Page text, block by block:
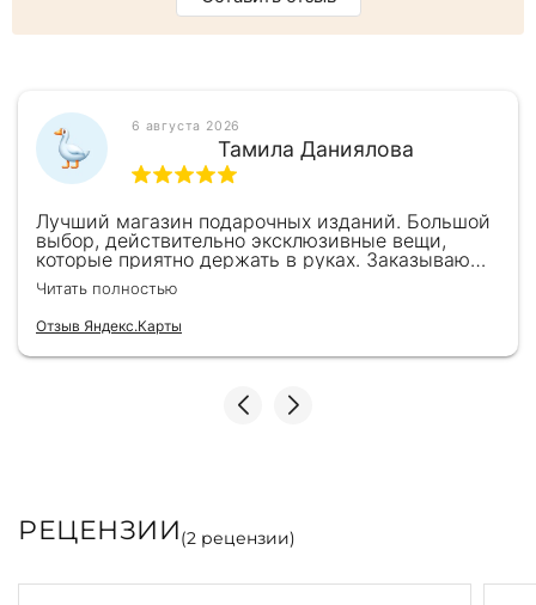
6 августа 2026
Тамила Даниялова
Лучший магазин подарочных изданий. Большой
выбор, действительно эксклюзивные вещи,
которые приятно держать в руках. Заказываю
здесь уже второй раз для бизнес-партнеров,
всегда всё безупречно — от общения с
консультантами до качества самих книг.
Однозначно рекомендую
Читать полностью
Отзыв Яндекс.Карты
РЕЦЕНЗИИ(2 рецензии)